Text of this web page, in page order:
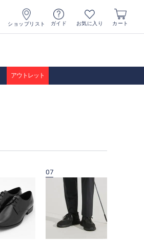
ショップリスト ガイド お気に入り カート
アウトレット
07